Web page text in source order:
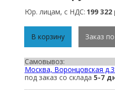
Юр. лицам, с НДС: 199 322
В корзину Заказ
Самовывоз:
Москва, Воронцовская
под заказ со склада 5-7